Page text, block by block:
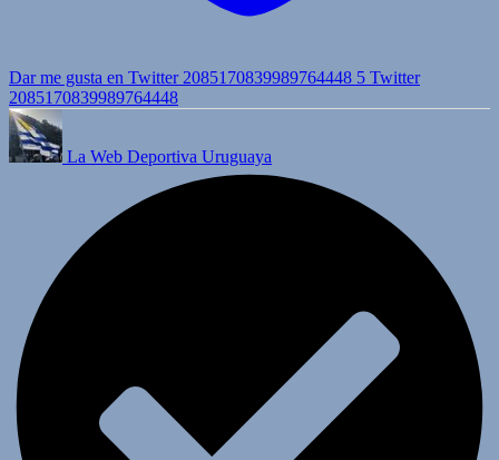
Dar me gusta en Twitter 2085170839989764448 5 Twitter
2085170839989764448
La Web Deportiva Uruguaya